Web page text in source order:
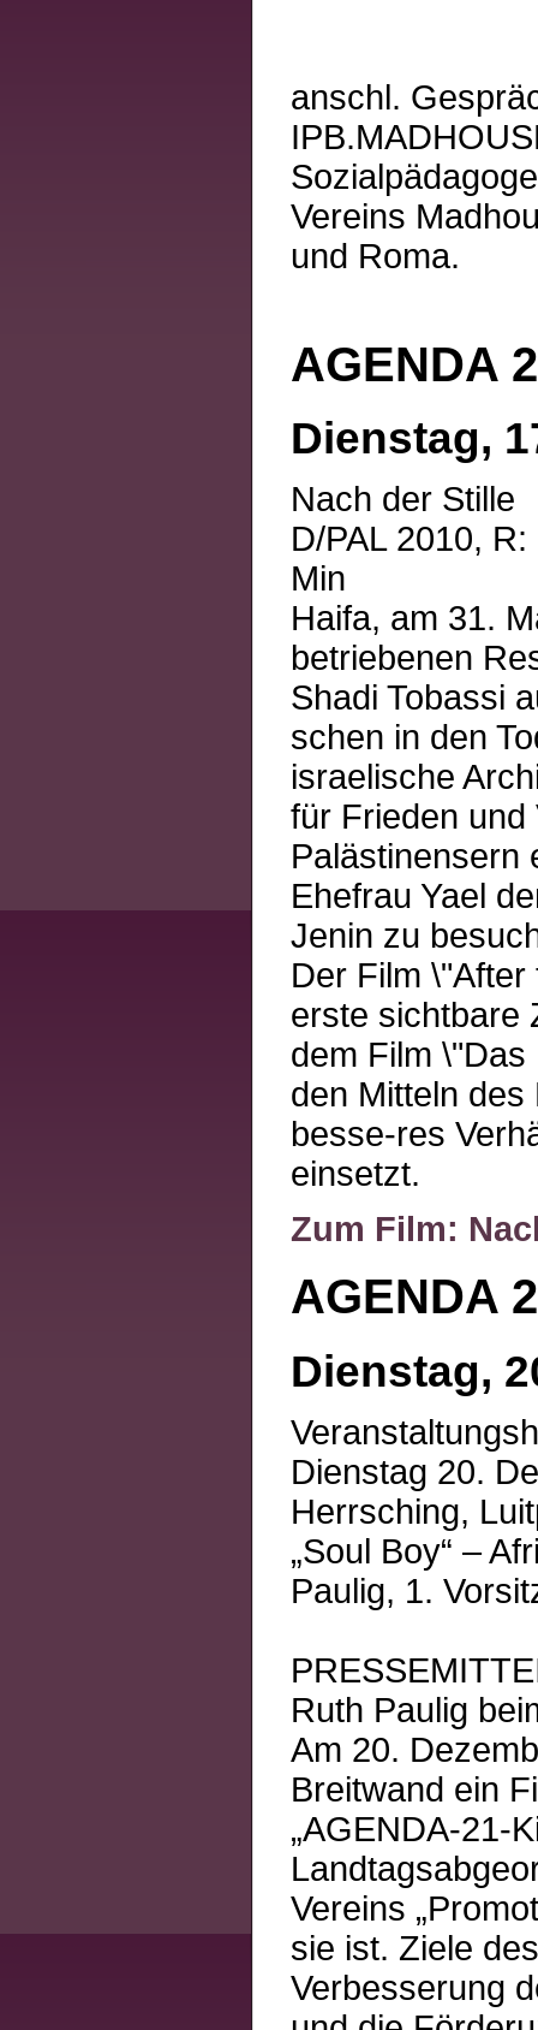
anschl.
Vereins
und Roma.
AGENDA
Dienstag,
Nach der Stille
D/PAL 2010,
Min
Haifa, am 31.
betriebenen
Shadi Tobassi
schen in den
israelische
für Frieden und
Palästinensern
Ehefrau Yael
Jenin zu
Der Film
erste sichtbare
dem Film
den Mitteln
besse-res
einsetzt.
Zum Film:
AGENDA
Dienstag,
Dienstag 20.
Herrsching,
„Soul Boy“ –
Paulig, 1.
Ruth Paulig
Am 20.
Breitwand ein
„AGENDA-21-
Vereins
sie ist. Ziele
Verbesserung